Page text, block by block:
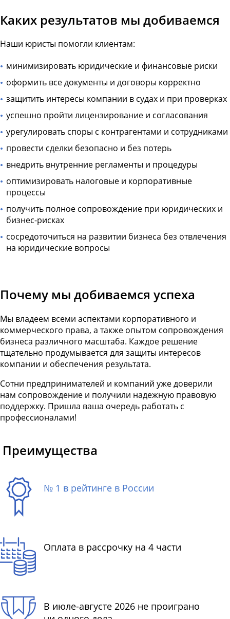
Каких результатов мы добиваемся
Наши юристы помогли клиентам:
минимизировать юридические и финансовые риски
оформить все документы и договоры корректно
защитить интересы компании в судах и при проверках
успешно пройти лицензирование и согласования
урегулировать споры с контрагентами и сотрудниками
провести сделки безопасно и без потерь
внедрить внутренние регламенты и процедуры
оптимизировать налоговые и корпоративные
процессы
получить полное сопровождение при юридических и
бизнес-рисках
сосредоточиться на развитии бизнеса без отвлечения
на юридические вопросы
Почему мы добиваемся успеха
Мы владеем всеми аспектами корпоративного и
коммерческого права, а также опытом сопровождения
бизнеса различного масштаба. Каждое решение
тщательно продумывается для защиты интересов
компании и обеспечения результата.
Сотни предпринимателей и компаний уже доверили
нам сопровождение и получили надежную правовую
поддержку. Пришла ваша очередь работать с
профессионалами!
Преимущества
№ 1 в рейтинге в России
Оплата в рассрочку на 4 части
В июле-августе 2026 не проиграно